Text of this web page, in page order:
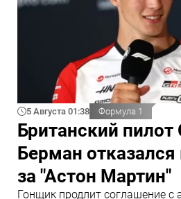
5 Августа 01:38 Формула 1
Британский пилот
Берман
за "Астон Мартин"
Гонщик продлит соглашение с